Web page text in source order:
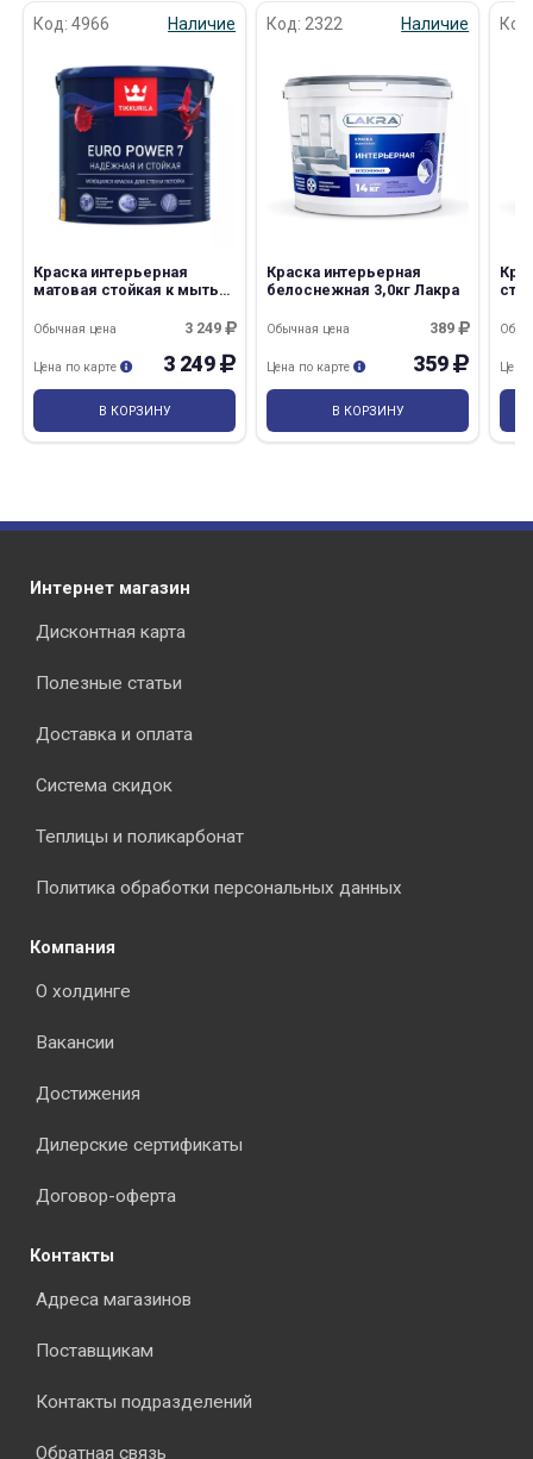
Код: 4966 Наличие
Краска интерьерная
матовая стойкая к мытью
Tikkurila
3 249
Обычная цена
3 249
Цена по карте
В КОРЗИНУ
Код: 2322 Наличие
Краска интерьерная
белоснежная 3,0кг Лакра
389
Обычная цена
359
Цена по карте
В КОРЗИНУ
Цена
Интернет магазин
Дисконтная карта
Полезные статьи
Доставка и оплата
Система скидок
Теплицы и поликарбонат
Политика обработки персональных данных
Компания
О холдинге
Вакансии
Достижения
Дилерские сертификаты
Договор-оферта
Контакты
Адреса магазинов
Поставщикам
Контакты подразделений
Обратная связь